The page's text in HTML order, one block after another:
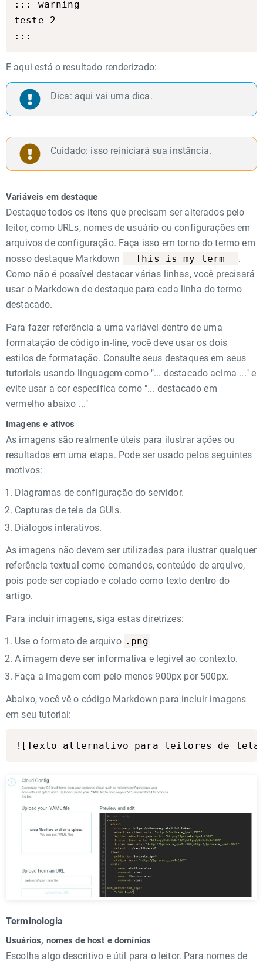
::: warning
teste 2
E aqui está o resultado renderizado:
Dica: aqui vai uma dica.
Cuidado: isso reiniciará sua instância.
Variáveis em destaque
Destaque todos os itens que precisam ser alterados pelo
leitor, como URLs, nomes de usuário ou configurações em
arquivos de configuração. Faça isso em torno do termo em
nosso destaque Markdown ==This is my term== .
Como não é possível destacar várias linhas, você precisará
usar o Markdown de destaque para cada linha do termo
destacado.
Para fazer referência a uma variável dentro de uma
formatação de código in-line, você deve usar os dois
estilos de formatação. Consulte seus destaques em seus
tutoriais usando linguagem como "... destacado acima ..." e
evite usar a cor específica como "... destacado em
vermelho abaixo ..."
Imagens e ativos
As imagens são realmente úteis para ilustrar ações ou
resultados em uma etapa. Pode ser usado pelos seguintes
motivos:
Diagramas de configuração do servidor.
Capturas de tela da GUIs.
Diálogos interativos.
As imagens não devem ser utilizadas para ilustrar qualquer
referência textual como comandos, conteúdo de arquivo,
pois pode ser copiado e colado como texto dentro do
artigo.
Para incluir imagens, siga estas diretrizes:
Use o formato de arquivo .png
A imagem deve ser informativa e legível ao contexto.
Faça a imagem com pelo menos 900px por 500px.
Abaixo, você vê o código Markdown para incluir imagens
em seu tutorial:
Terminologia
Usuários, nomes de host e domínios
Escolha algo descritivo e útil para o leitor. Para nomes de